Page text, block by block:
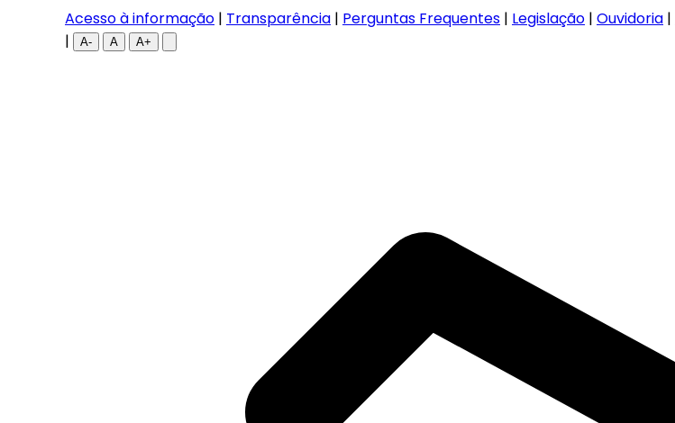
Acesso à informação | Transparência | Perguntas Frequentes | Legislação | Ouvidoria |
|
A- A A+